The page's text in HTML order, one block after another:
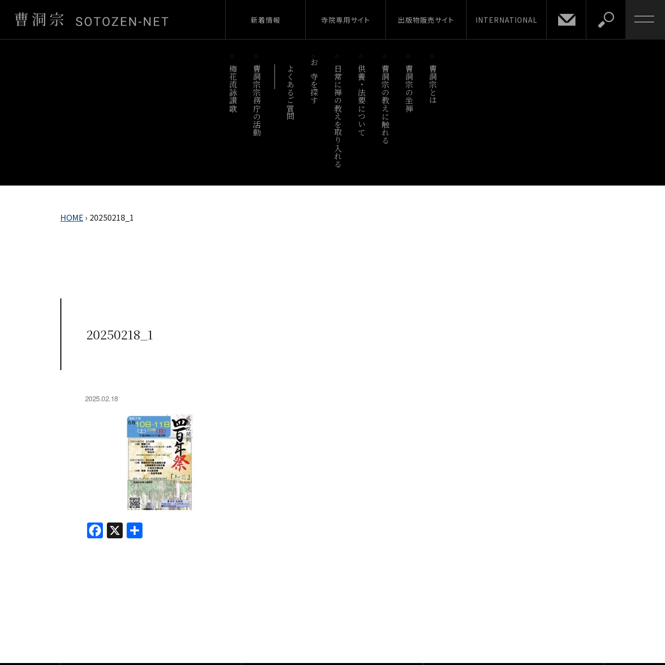
新着情報 寺院専用サイト 出版物販売サイト INTERNATIONAL
梅花流詠讃歌 曹洞宗宗務庁の活動 よくあるご質問 お寺を探す 日常に禅の教えを取り入れる 供養・法要について 曹洞宗の教えに触れる 曹洞宗の坐禅 曹洞宗とは
HOME › 20250218_1
20250218_1
2025.02.18
F
a
X